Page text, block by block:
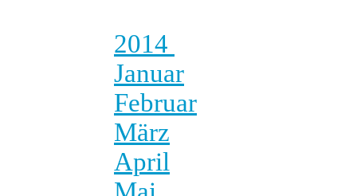
2014
Januar
Februar
März
April